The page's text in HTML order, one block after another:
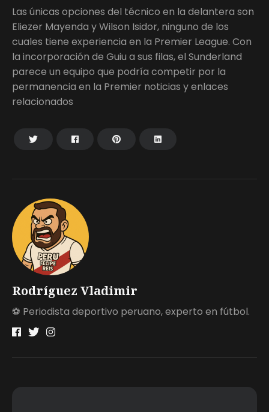
Rodríguez Vladimir
⚽ Periodista deportivo peruano, experto en fútbol.
Las únicas opciones del técnico en la delantera son
Eliezer Mayenda y Wilson Isidor, ninguno de los
cuales tiene experiencia en la Premier League. Con
la incorporación de Guiu a sus filas, el Sunderland
parece un equipo que podría competir por la
permanencia en la Premier noticias y enlaces
relacionados